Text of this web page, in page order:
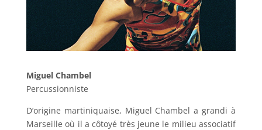
Miguel Chambel
Percussionniste
D’origine martiniquaise, Miguel Chambel a grandi à
Marseille où il a côtoyé très jeune le milieu associatif